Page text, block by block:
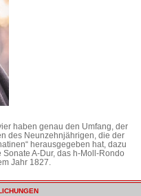
haben genau den Umfang, der
des Neunzehnjährigen, die der
herausgegeben hat, dazu
Sonate A-Dur, das h-Moll-Rondo
Jahr 1827.